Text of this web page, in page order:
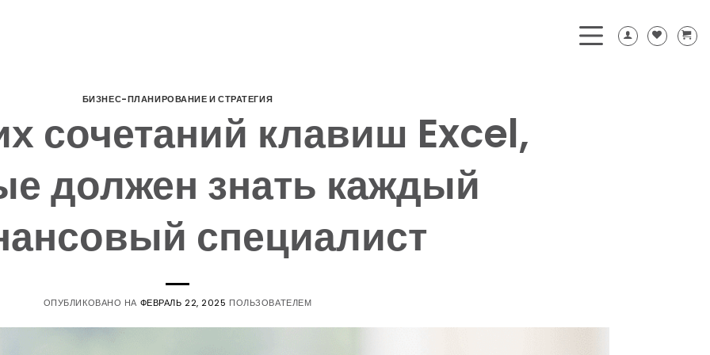
БИЗНЕС-ПЛАНИРОВАНИЕ И СТРАТЕГИЯ
сочетаний клавиш Excel,
должен знать каждый
специалист
ОПУБЛИКОВАНО НА ФЕВРАЛЬ 22, 2025 ПОЛЬЗОВАТЕЛЕМ